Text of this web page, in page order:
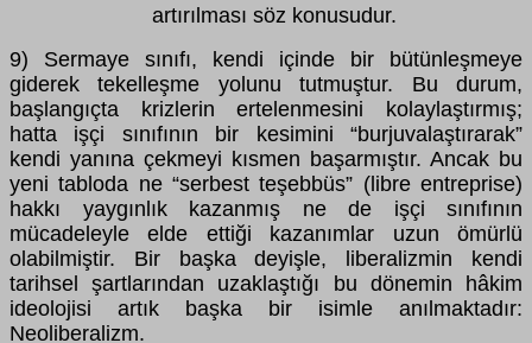
artırılması söz konusudur.
9) Sermaye sınıfı, kendi içinde bir bütünleşmeye
giderek tekelleşme yolunu tutmuştur. Bu durum,
başlangıçta krizlerin ertelenmesini kolaylaştırmış;
hatta işçi sınıfının bir kesimini “burjuvalaştırarak”
kendi yanına çekmeyi kısmen başarmıştır. Ancak bu
yeni tabloda ne “serbest teşebbüs” (libre entreprise)
hakkı yaygınlık kazanmış ne de işçi sınıfının
mücadeleyle elde ettiği kazanımlar uzun ömürlü
olabilmiştir. Bir başka deyişle, liberalizmin kendi
tarihsel şartlarından uzaklaştığı bu dönemin hâkim
ideolojisi artık başka bir isimle anılmaktadır:
Neoliberalizm.